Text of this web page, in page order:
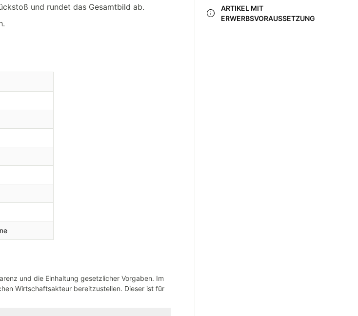
und rundet das Gesamtbild ab.
und die Einhaltung gesetzlicher Vorgaben. Im
Wirtschaftsakteur bereitzustellen. Dieser ist für
ARTIKEL MIT
ERWERBSVORAUSSETZUNG